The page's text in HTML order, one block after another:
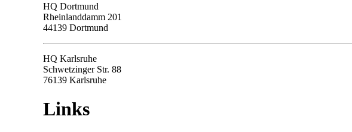
HQ Dortmund
Rheinlanddamm 201
44139 Dortmund
HQ Karlsruhe
Schwetzinger Str. 88
76139 Karlsruhe
Links